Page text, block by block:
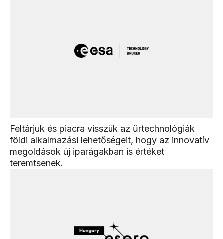
Feltárjuk és piacra visszük az űrtechnológiák
földi alkalmazási lehetőségeit, hogy az innovatív
megoldások új iparágakban is értéket
teremtsenek.